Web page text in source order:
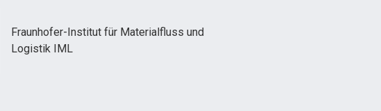
Fraunhofer-Institut für Materialfluss und
Logistik IML